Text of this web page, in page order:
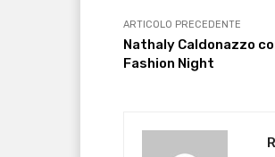
ARTICOLO PRECEDENTE
Nathaly Caldonazzo
Fashion Night